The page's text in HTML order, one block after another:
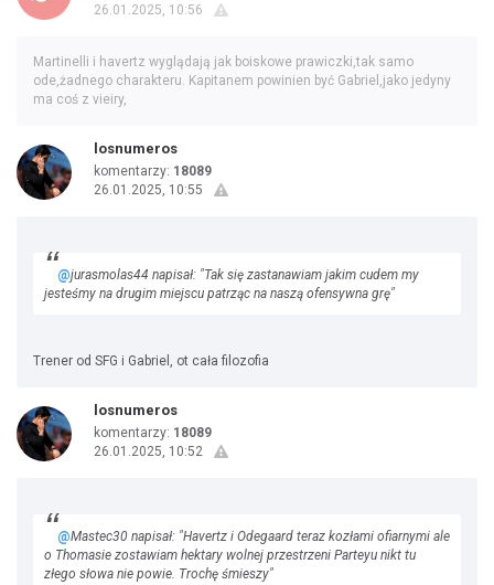
26.01.2025, 10:56
Martinelli i havertz wyglądają jak boiskowe prawiczki,tak samo
ode,żadnego charakteru. Kapitanem powinien być Gabriel,jako jedyny
ma coś z vieiry,
losnumeros
komentarzy: 18089
26.01.2025, 10:55
@jurasmolas44 napisał: "Tak się zastanawiam jakim cudem my
jesteśmy na drugim miejscu patrząc na naszą ofensywna grę"
Trener od SFG i Gabriel, ot cała filozofia
losnumeros
komentarzy: 18089
26.01.2025, 10:52
@Mastec30 napisał: "Havertz i Odegaard teraz kozłami ofiarnymi ale
o Thomasie zostawiam hektary wolnej przestrzeni Parteyu nikt tu
złego słowa nie powie. Trochę śmieszy"